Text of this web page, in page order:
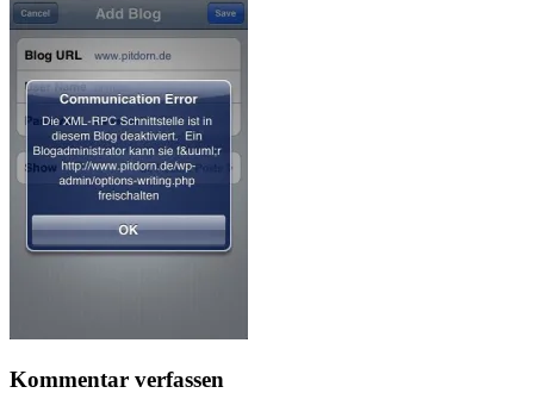
Kommentar verfassen